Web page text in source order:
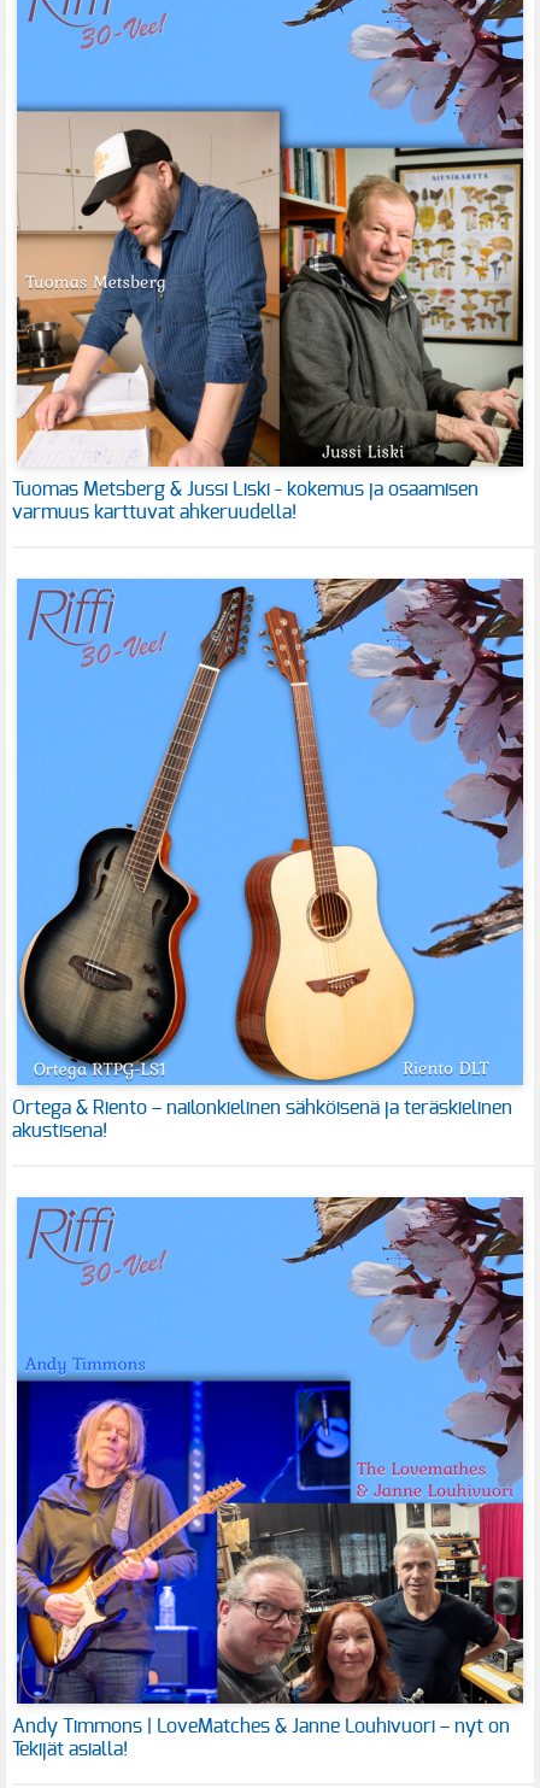
Tuomas Metsberg & Jussi Liski - kokemus ja osaamisen
varmuus karttuvat ahkeruudella!
Ortega & Riento – nailonkielinen sähköisenä ja teräskielinen
akustisena!
Andy Timmons | LoveMatches & Janne Louhivuori – nyt on
Tekijät asialla!